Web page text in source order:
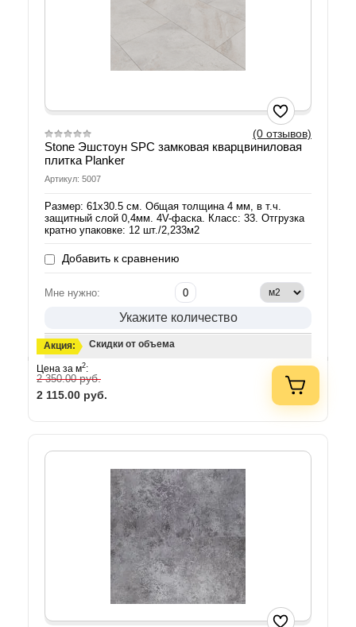
(0 отзывов)
Stone Эшстоун SPC замковая кварцвиниловая
плитка Planker
Артикул: 5007
Размер: 61х30.5 см. Общая толщина 4 мм, в т.ч.
защитный слой 0,4мм. 4V-фаска. Класс: 33. Отгрузка
кратно упаковке: 12 шт./2,233м2
Добавить к сравнению
Мне нужно:
Укажите количество
Акция: Скидки от объема
Цена за м2:
2 350.00руб.
2 115.00 руб.